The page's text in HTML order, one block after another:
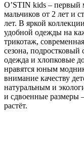
O’STIN kids – первый
мальчиков от 2 лет и
лет. В яркой
удобной одежды на
трикотаж,
сезона, подростковый
одежда и хлопковые
нравятся юным
внимание качеству
натуральным и
и сдвоенные размеры
растёт.